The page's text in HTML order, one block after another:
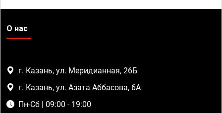
О нас
г. Казань, ул. Меридианная, 26Б
г. Казань, ул. Азата Аббасова, 6А
Пн-Сб | 09:00 - 19:00